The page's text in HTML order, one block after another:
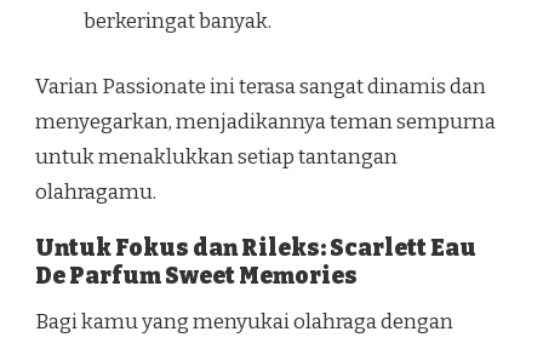
berkeringat banyak.
Varian Passionate ini terasa sangat dinamis dan
menyegarkan, menjadikannya teman sempurna
untuk menaklukkan setiap tantangan
olahragamu.
Untuk Fokus dan Rileks: Scarlett Eau
De Parfum Sweet Memories
Bagi kamu yang menyukai olahraga dengan